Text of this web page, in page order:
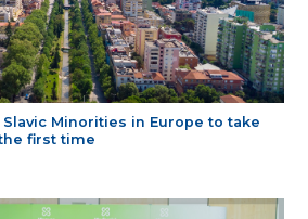
Minorities in Europe to take
first time